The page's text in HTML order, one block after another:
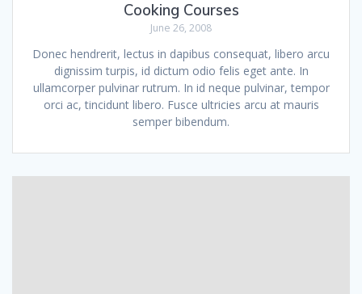
Cooking Courses
June 26, 2008
Donec hendrerit, lectus in dapibus consequat, libero arcu
dignissim turpis, id dictum odio felis eget ante. In
ullamcorper pulvinar rutrum. In id neque pulvinar, tempor
orci ac, tincidunt libero. Fusce ultricies arcu at mauris
semper bibendum.